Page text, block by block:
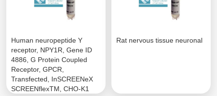
Human neuropeptide Y
receptor, NPY1R, Gene ID
4886, G Protein Coupled
Receptor, GPCR,
Transfected, InSCREENeX
SCREENflexTM, CHO-K1
Rat nervous tissue neuronal